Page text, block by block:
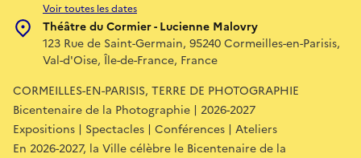
Voir toutes les dates
Théâtre du Cormier - Lucienne Malovry
123 Rue de Saint-Germain, 95240 Cormeilles-en-Parisis,
Val-d'Oise, Île-de-France, France
CORMEILLES-EN-PARISIS, TERRE DE PHOTOGRAPHIE
Bicentenaire de la Photographie | 2026-2027
Expositions | Spectacles | Conférences | Ateliers
En 2026-2027, la Ville célèbre le Bicentenaire de la